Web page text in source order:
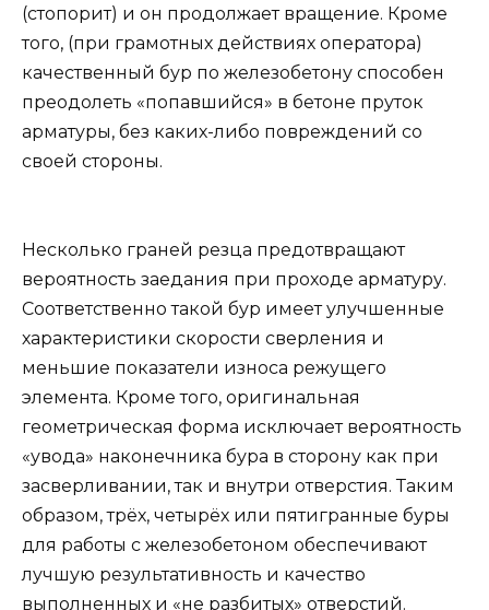
(стопорит) и он продолжает вращение. Кроме
того, (при грамотных действиях оператора)
качественный бур по железобетону способен
преодолеть «попавшийся» в бетоне пруток
арматуры, без каких-либо повреждений со
своей стороны.
Несколько граней резца предотвращают
вероятность заедания при проходе арматуру.
Соответственно такой бур имеет улучшенные
характеристики скорости сверления и
меньшие показатели износа режущего
элемента. Кроме того, оригинальная
геометрическая форма исключает вероятность
«увода» наконечника бура в сторону как при
засверливании, так и внутри отверстия. Таким
образом, трёх, четырёх или пятигранные буры
для работы с железобетоном обеспечивают
лучшую результативность и качество
выполненных и «не разбитых» отверстий.